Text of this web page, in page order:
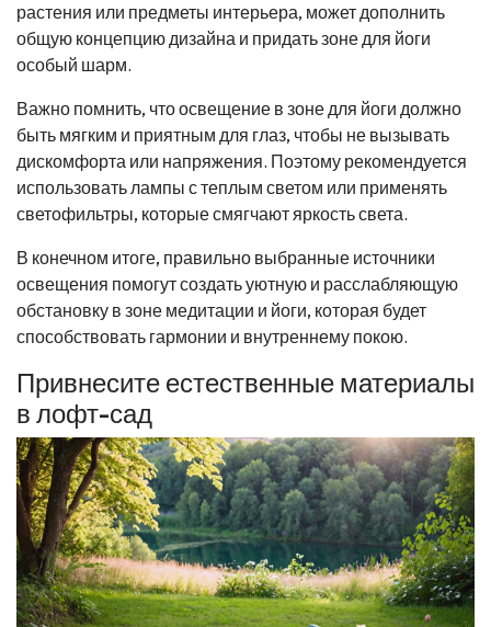
растения или предметы интерьера, может дополнить
общую концепцию дизайна и придать зоне для йоги
особый шарм.
Важно помнить, что освещение в зоне для йоги должно
быть мягким и приятным для глаз, чтобы не вызывать
дискомфорта или напряжения. Поэтому рекомендуется
использовать лампы с теплым светом или применять
светофильтры, которые смягчают яркость света.
В конечном итоге, правильно выбранные источники
освещения помогут создать уютную и расслабляющую
обстановку в зоне медитации и йоги, которая будет
способствовать гармонии и внутреннему покою.
Привнесите естественные материалы
в лофт-сад